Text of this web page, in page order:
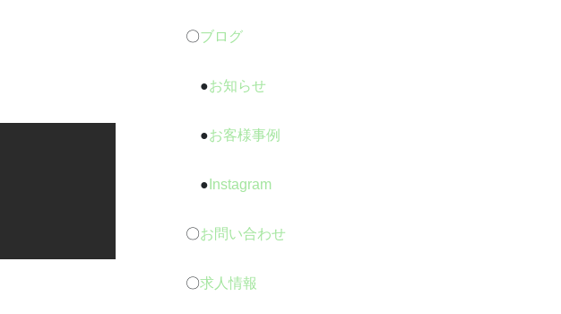
〇ブログ
●お知らせ
●お客様事例
● Instagram
〇お問い合わせ
〇求人情報